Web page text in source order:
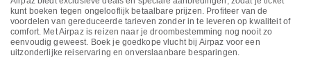
kunt boeken tegen ongelooflijk betaalbare prijzen. Profiteer van de
voordelen van gereduceerde tarieven zonder in te leveren op kwaliteit of
comfort. Met Airpaz is reizen naar je droombestemming nog nooit zo
eenvoudig geweest. Boek je goedkope vlucht bij Airpaz voor een
uitzonderlijke reiservaring en onverslaanbare besparingen.